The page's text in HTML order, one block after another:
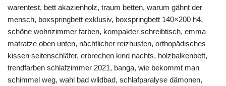
warentest, bett akazienholz, traum betten, warum gähnt der
mensch, boxspringbett exklusiv, boxspringbett 140×200 h4,
schöne wohnzimmer farben, kompakter schreibtisch, emma
matratze oben unten, nächtlicher reizhusten, orthopädisches
kissen seitenschläfer, erbrechen kind nachts, holzbalkenbett,
trendfarben schlafzimmer 2021, banga, wie bekommt man
schimmel weg, wahl bad wildbad, schlafparalyse dämonen,